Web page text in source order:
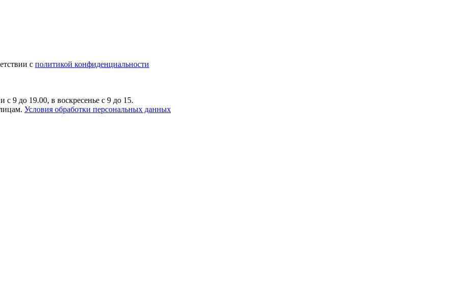
с политикой конфиденциальности
9 до 19.00, в воскресенье с 9 до 15.
Условия обработки персональных данных